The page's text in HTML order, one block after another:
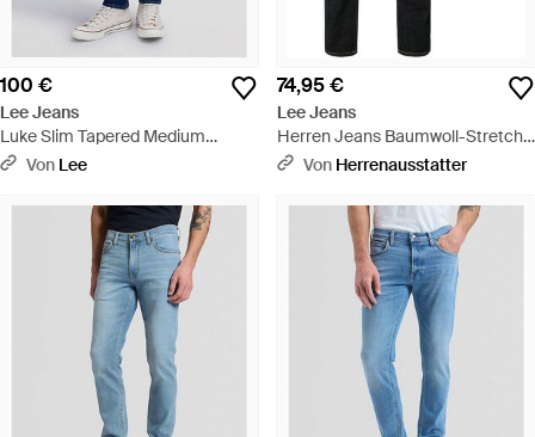
100 €
Lee Jeans
Luke Slim Tapered Medium
Stretch Jean Größe 27X32 - Blau
Von Lee
74,95 €
Lee Jeans
Herren Jeans Baumwoll-Stretch
Slim Fit - Schwarz
Von Herrenausstatter